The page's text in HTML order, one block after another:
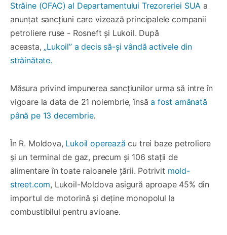
Străine (OFAC) al Departamentului Trezoreriei SUA a
anunțat sancțiuni care vizează principalele companii
petroliere ruse - Rosneft și Lukoil. După
aceasta, „Lukoil” a decis să-și vândă activele din
străinătate.
Măsura privind impunerea sancțiunilor urma să intre în
vigoare la data de 21 noiembrie, însăa fost amânată
până pe 13 decembrie.
În R. Moldova, Lukoil operează cu trei baze petroliere
și un terminal de gaz, precum și 106 stații de
alimentare în toate raioanele țării. Potrivit mold-
street.com, Lukoil-Moldova asigură aproape 45% din
importul de motorină și deține monopolul la
combustibilul pentru avioane.